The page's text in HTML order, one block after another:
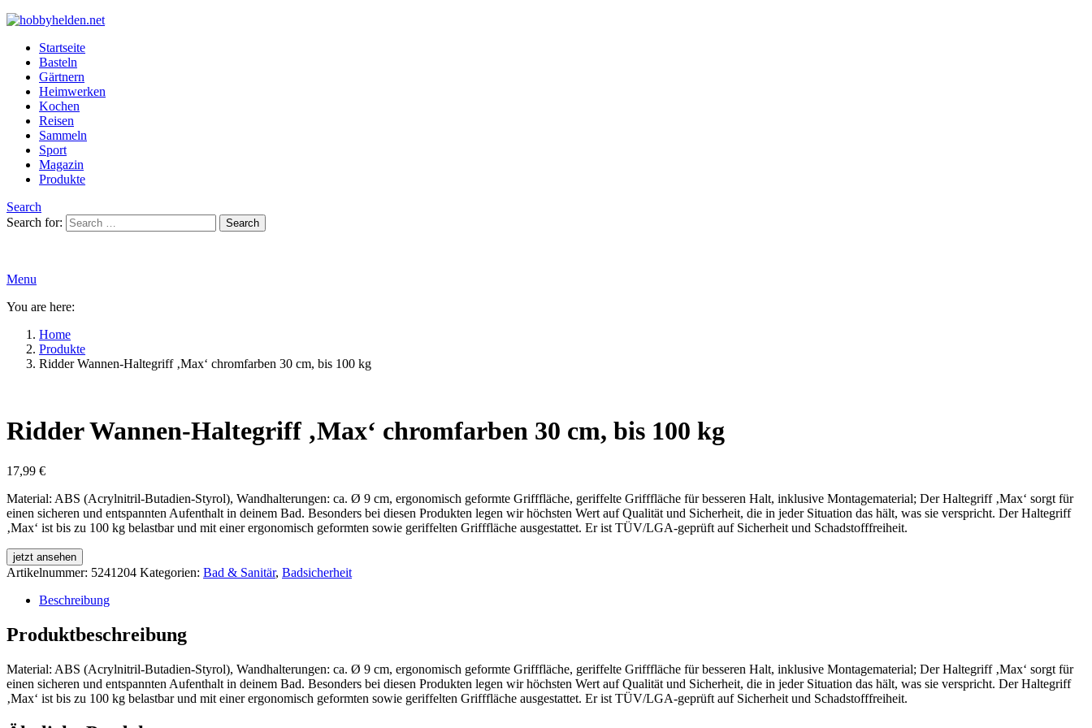
Startseite
Basteln
Gärtnern
Heimwerken
Kochen
Reisen
Sammeln
Sport
Magazin
Produkte
Search
Search for:
Search
Menu
You are here:
Home
Produkte
Ridder Wannen-Haltegriff ‚Max‘ chromfarben 30 cm, bis 100 kg
Ridder Wannen-Haltegriff ‚Max‘ chromfarben 30 cm, bis 100 kg
17,99 €
Material: ABS (Acrylnitril-Butadien-Styrol), Wandhalterungen: ca. Ø 9 cm, ergonomisch geformte Grifffläche, geriffelte Grifffläche für besseren Halt, inklusive Montagematerial; Der Haltegriff ‚Max‘ sorgt für
einen sicheren und entspannten Aufenthalt in deinem Bad. Besonders bei diesen Produkten legen wir höchsten Wert auf Qualität und Sicherheit, die in jeder Situation das hält, was sie verspricht. Der Haltegriff
‚Max‘ ist bis zu 100 kg belastbar und mit einer ergonomisch geformten sowie geriffelten Grifffläche ausgestattet. Er ist TÜV/LGA-geprüft auf Sicherheit und Schadstofffreiheit.
jetzt ansehen
Artikelnummer: 5241204 Kategorien: Bad & Sanitär, Badsicherheit
Beschreibung
Produktbeschreibung
Material: ABS (Acrylnitril-Butadien-Styrol), Wandhalterungen: ca. Ø 9 cm, ergonomisch geformte Grifffläche, geriffelte Grifffläche für besseren Halt, inklusive Montagematerial; Der Haltegriff ‚Max‘ sorgt für
einen sicheren und entspannten Aufenthalt in deinem Bad. Besonders bei diesen Produkten legen wir höchsten Wert auf Qualität und Sicherheit, die in jeder Situation das hält, was sie verspricht. Der Haltegriff
‚Max‘ ist bis zu 100 kg belastbar und mit einer ergonomisch geformten sowie geriffelten Grifffläche ausgestattet. Er ist TÜV/LGA-geprüft auf Sicherheit und Schadstofffreiheit.